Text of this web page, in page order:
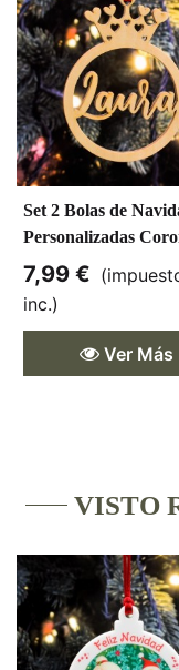
Set 2 Bolas de
Personalizadas
7,99 €
inc.)
Ver Más
VISTO